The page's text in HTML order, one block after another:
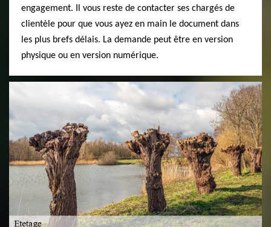
engagement. Il vous reste de contacter ses chargés de
clientèle pour que vous ayez en main le document dans
les plus brefs délais. La demande peut être en version
physique ou en version numérique.